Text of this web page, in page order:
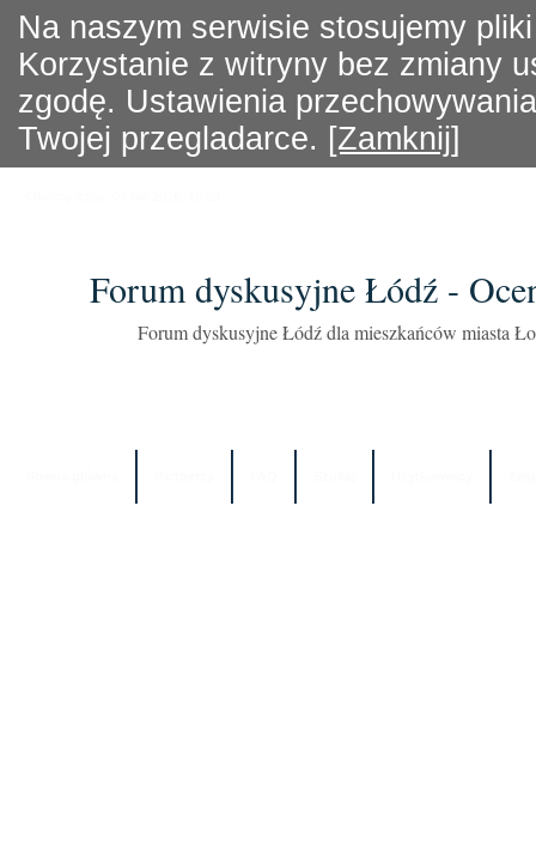
Na naszym serwisie stosujemy
Korzystanie z witryny bez zmiany
zgodę. Ustawienia
Twojej przegladarce. [Zamknij]
Forum dyskusyjne Łódź -
Forum dyskusyjne Łódź dla mieszkańców miasta